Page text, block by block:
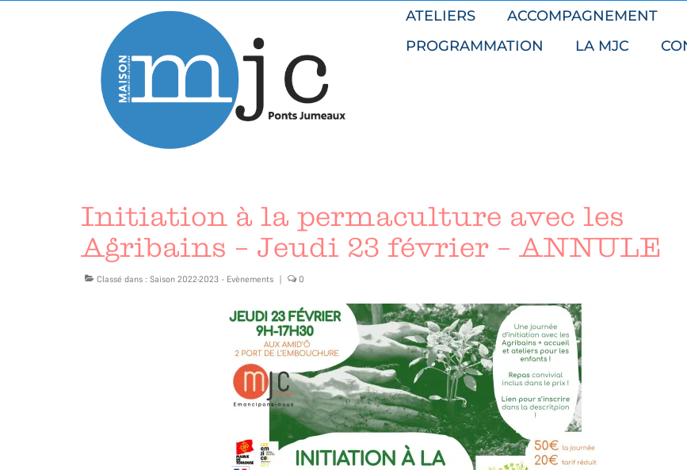
ATELIERS ACCOMPAGNEMENT
PROGRAMMATION
LA MJC
Initiation à la permaculture avec les
Agribains – Jeudi 23 février – ANNULE
Classé dans : Saison 2022-2023 - Evènements 0